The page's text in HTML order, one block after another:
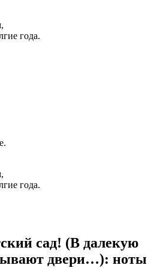
года.
года.
сад! (В далекую
двери…): ноты